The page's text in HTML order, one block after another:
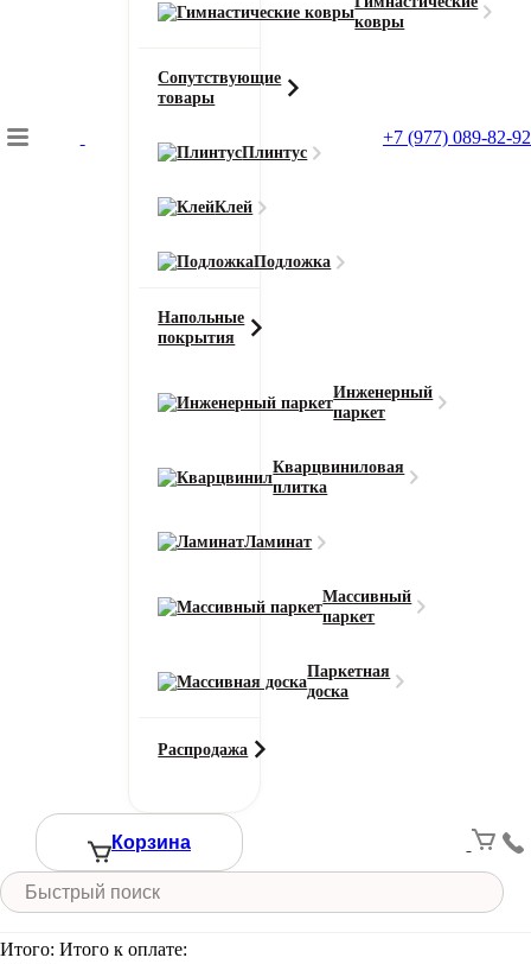
ковры
Сопутствующие
товары
Плинтус
Клей
Подложка
Напольные
покрытия
Инженерный
паркет
Кварцвиниловая
плитка
Ламинат
Массивный
паркет
Паркетная
доска
Распродажа
+7 (977) 089-82-92
Корзина
Подбор коврового покрытия
Напольные покрытия
Кварцвинил SPC Bonkeel Tile (Таил)
Смотреть все характеристики
Кол-во в м2 Или укажите нужное количество в м2
+
Цена за 1 м2:
Итого: Итого к оплате: